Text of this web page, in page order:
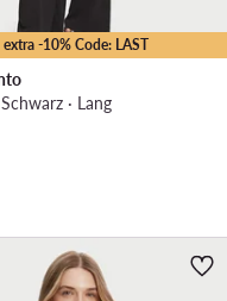
extra -10% Code: LAST
· Lang